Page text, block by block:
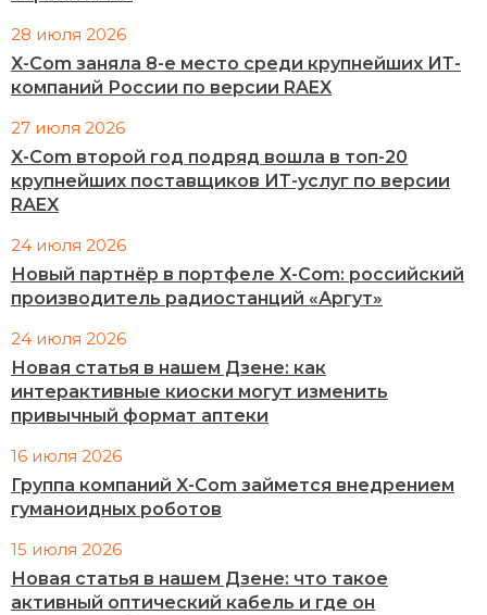
28 июля 2026
X-Com заняла 8-е место среди крупнейших ИТ-
компаний России по версии RAEX
27 июля 2026
X-Com второй год подряд вошла в топ-20
крупнейших поставщиков ИТ-услуг по версии
RAEX
24 июля 2026
Новый партнёр в портфеле X-Com: российский
производитель радиостанций «Аргут»
24 июля 2026
Новая статья в нашем Дзене: как
интерактивные киоски могут изменить
привычный формат аптеки
16 июля 2026
Группа компаний X-Com займется внедрением
гуманоидных роботов
15 июля 2026
Новая статья в нашем Дзене: что такое
активный оптический кабель и где он